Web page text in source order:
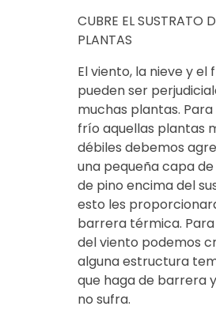
CUBRE EL SUSTRATO
PLANTAS
El viento, la nieve y el
pueden ser
muchas plantas.
frío aquellas plantas
débiles debemos
una pequeña capa
de pino encima del
esto les
barrera térmica.
del viento podemos
alguna estructura
que haga de barrera
no sufra.